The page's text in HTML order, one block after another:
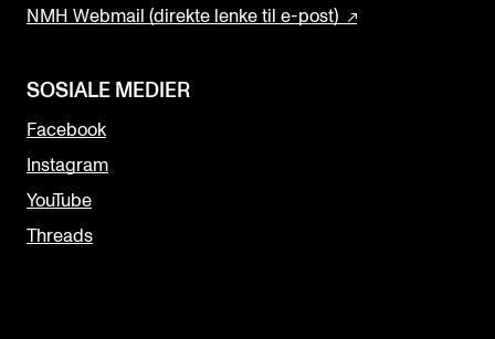
NMH Webmail (direkte lenke til e-post)
SOSIALE MEDIER
Facebook
Instagram
YouTube
Threads